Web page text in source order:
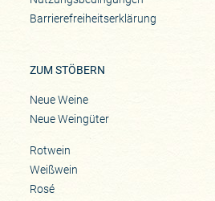
Barrierefreiheitserklärung
ZUM STÖBERN
Neue Weine
Neue Weingüter
Rotwein
Weißwein
Rosé